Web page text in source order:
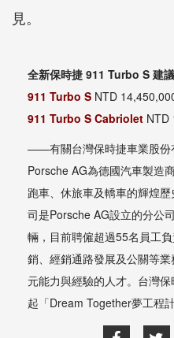
見。
全新保時捷 911 Turbo S 建
911 Turbo S NTD
911 Turbo S Cabriolet NTD
——有關台灣保時捷車業股
Porsche AG為德國汽車製造
跑車、休旅車及轎車的輝煌
司是Porsche AG設立的分公
輛，目前聘僱超過55名員工
銷、經銷通路發展及公關等
元能力與經驗的人才。台灣
起「Dream Together夢工程